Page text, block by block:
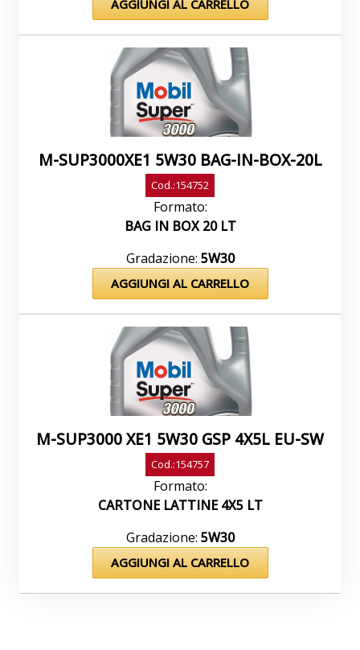
AGGIUNGI AL CARRELLO
M-SUP3000XE1 5W30 BAG-IN-BOX-20L
Cod.:154752
Formato:
BAG IN BOX 20 LT
Gradazione: 5W30
AGGIUNGI AL CARRELLO
M-SUP3000 XE1 5W30 GSP 4X5L EU-SW
Cod.:154757
Formato:
CARTONE LATTINE 4X5 LT
Gradazione: 5W30
AGGIUNGI AL CARRELLO